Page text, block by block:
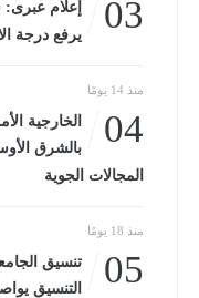
03
إعلام عبرى:
يرفع درجة
منذ 14 يومًا
04
الخارجية
بالشرق
المجالات الجوية
منذ 18 يومًا
05
التنسيق